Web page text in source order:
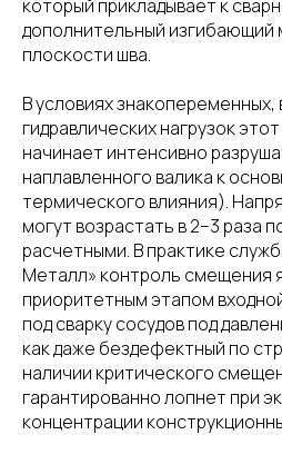
который прикладывает к
дополнительный изгибающий
плоскости шва.
В условиях
гидравлических нагрузок
начинает интенсивно
наплавленного валика к
термического влияния).
могут возрастать в 2–3 раза
расчетными. В практике
Металл» контроль смещения
приоритетным этапом
под сварку сосудов под
как даже бездефектный по
наличии критического
гарантированно лопнет при
концентрации